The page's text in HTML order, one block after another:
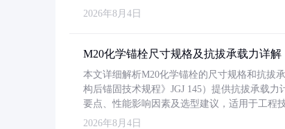
2026年8月4日
M20化学锚栓尺寸规格及抗拔承载力详解
本文详细解析M20化学锚栓的尺寸规格和抗拔
构后锚固技术规程》JGJ 145）提供抗拔承载
要点、性能影响因素及选型建议，适用于工程
2026年8月4日